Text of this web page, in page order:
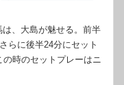
、大島が魅せる。前半
らに後半24分にセット
時のセットプレーはニ